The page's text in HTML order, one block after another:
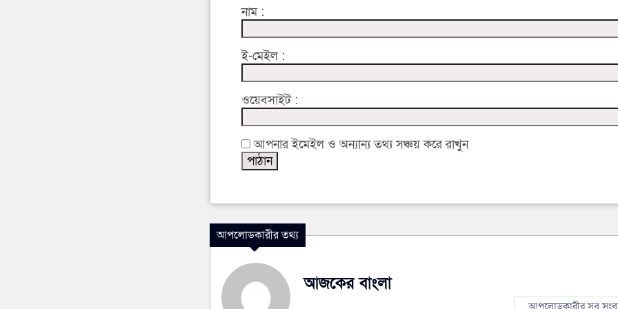
নাম :
ই-মেইল :
ওয়েবসাইট :
আপনার ইমেইল ও অন্যান্য তথ্য সঞ্চয় করে রাখুন
আপলোডকারীর তথ্য
আজকের বাংলা
আপলোডকারীর সব